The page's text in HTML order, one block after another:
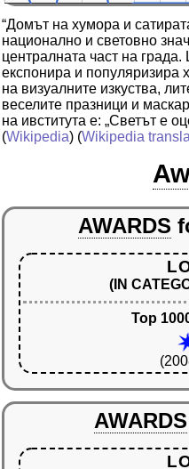
“Домът на хумора и
национално и световно
централната част на
експонира и популяризира
на визуалните изкуства,
веселите празници и
на ивститута е: „Светът е
(Wikipedia) (Wikipedia
AWARDS
(IN
Top
AWARDS